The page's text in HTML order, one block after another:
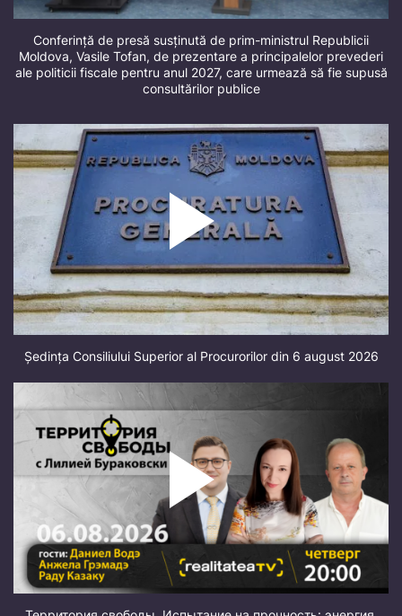
Conferință de presă susținută de prim-ministrul Republicii
Moldova, Vasile Tofan, de prezentare a principalelor prevederi
ale politicii fiscale pentru anul 2027, care urmează să fie supusă
consultărilor publice
Ședința Consiliului Superior al Procurorilor din 6 august 2026